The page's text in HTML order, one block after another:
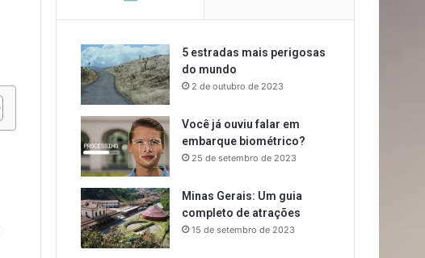
5 estradas mais perigosas
do mundo
2 de outubro de 2023
Você já ouviu falar em
embarque biométrico?
25 de setembro de 2023
Minas Gerais: Um guia
completo de atrações
15 de setembro de 2023